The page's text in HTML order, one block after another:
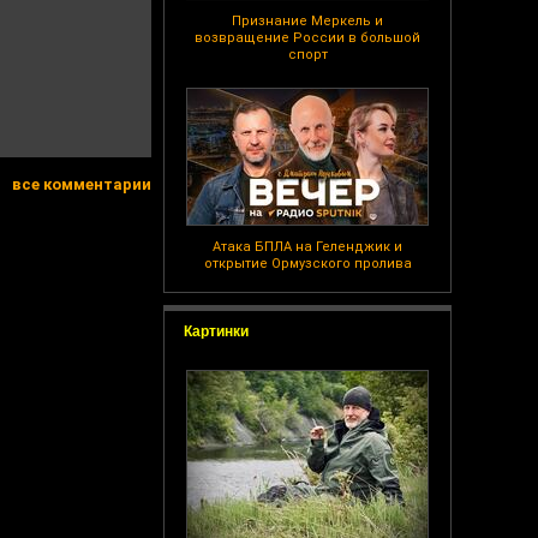
Признание Меркель и
возвращение России в большой
спорт
Атака БПЛА на Геленджик и
открытие Ормузского пролива
Картинки
все комментарии